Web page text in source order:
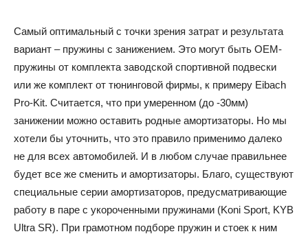
Самый оптимальный с точки зрения затрат и результата
вариант – пружины с занижением. Это могут быть ОЕМ-
пружины от комплекта заводской спортивной подвески
или же комплект от тюнинговой фирмы, к примеру Eibach
Pro-Kit. Считается, что при умеренном (до -30мм)
занижении можно оставить родные амортизаторы. Но мы
хотели бы уточнить, что это правило применимо далеко
не для всех автомобилей. И в любом случае правильнее
будет все же сменить и амортизаторы. Благо, существуют
специальные серии амортизаторов, предусматривающие
работу в паре с укороченными пружинами (Koni Sport, KYB
Ultra SR). При грамотном подборе пружин и стоек к ним